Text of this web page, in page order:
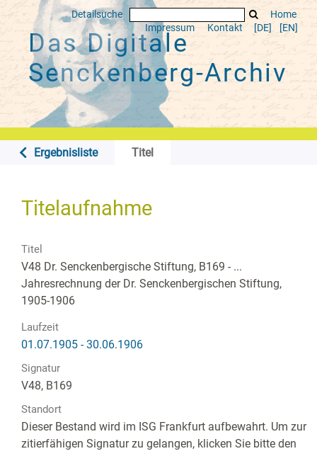
Detailsuche
Home
Impressum
Kontakt [DE] [EN]
Das Digitale
Senckenberg-Archiv
Ergebnisliste Titel
Titelaufnahme
Titel
V48 Dr. Senckenbergische Stiftung, B169 - ...
Jahresrechnung der Dr. Senckenbergischen Stiftung,
1905-1906
Laufzeit
01.07.1905 - 30.06.1906
Signatur
V48, B169
Standort
Dieser Bestand wird im ISG Frankfurt aufbewahrt. Um zur
zitierfähigen Signatur zu gelangen, klicken Sie bitte den